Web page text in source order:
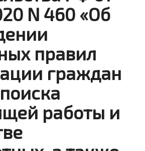
N 460 «Об
правил
граждан
работы и